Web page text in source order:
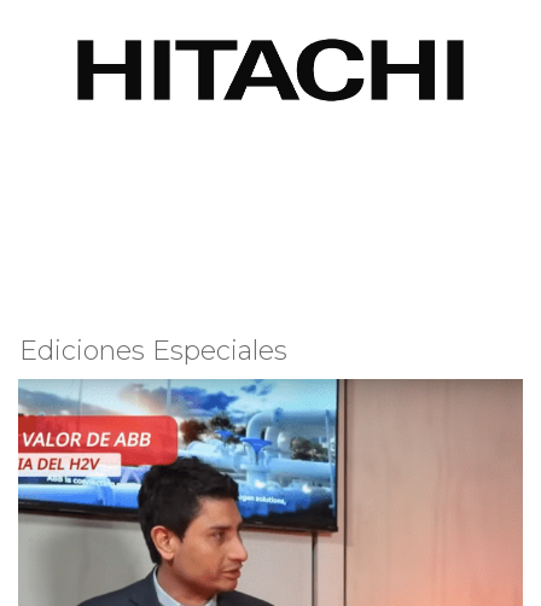
Ediciones Especiales